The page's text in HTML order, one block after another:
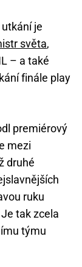
je
světa,
– a také
finále play
premiérový
mezi
druhé
ruku
tak zcela
týmu